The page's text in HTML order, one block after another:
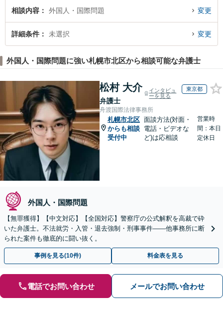
内の弁護士に相談予約したい』などでお困りの相談者さんにおすすめです。
相談内容 外国人・国際問題 変更
詳細条件 未選択 変更
外国人・国際問題に強い札幌市北区から相談可能な弁護士
松村 大介
弁護士
インタビュ
ーを見る
東京都
舟渡国際法律事務所
札幌市北区
からも相談
受付中
面談方法(対面・
電話・ビデオな
ど)は応相談
営業時
間：本日
定休日
外国人・国際問題
【無罪獲得】【中文対応】【全国対応】警察庁の公式解釈を高裁で砕
いた弁護士。不法就労・入管・退去強制・刑事事件——他事務所に断
られた案件も徹底的に闘い抜く。
事例を見る(10件) 料金表を見る
電話でお問い合わせ メールでお問い合わせ